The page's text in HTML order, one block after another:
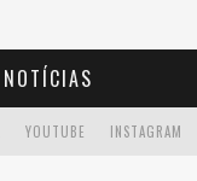
NOTÍCIAS
INSTAGRAM
YOUTUBE